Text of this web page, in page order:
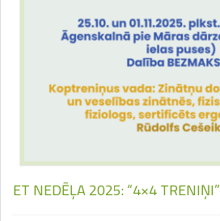
ET NEDĒĻA 2025: “4×4 TRENIŅI”